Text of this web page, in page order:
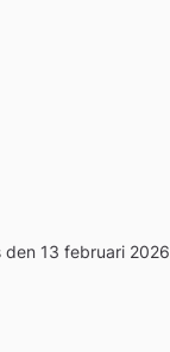
13 februari 2026